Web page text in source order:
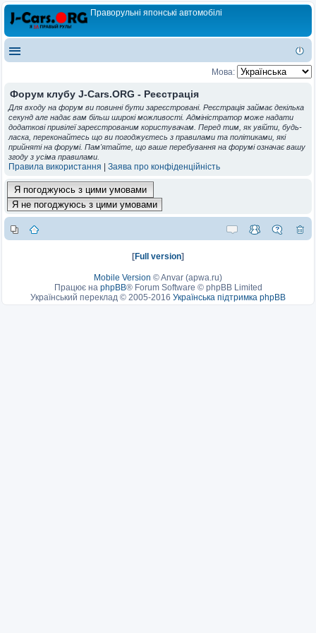
Праворульні японські автомобілі
Мова:
Форум клубу J-Cars.ORG - Реєстрація
Для входу на форум ви повинні бути зареєстровані. Реєстрація займає декілька
секунд але надає вам більш широкі можливості. Адміністратор може надати
додаткові привілеї зареєстрованим користувачам. Перед тим, як увійти, будь-
ласка, переконайтесь що ви погоджуєтесь з правилами та політиками, які
прийняті на форумі. Пам'ятайте, що ваше перебування на форумі означає вашу
згоду з усіма правилами.
Правила використання Заява про конфіденційність
[Full version]
Mobile Version ©Anvar (apwa.ru)
Працює на phpBB® Forum Software © phpBB Limited
Український переклад © 2005-2016 Українська підтримка phpBB